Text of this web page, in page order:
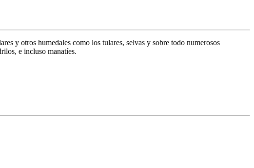
y otros humedales como los tulares, selvas y sobre todo numerosos
e incluso manatíes.